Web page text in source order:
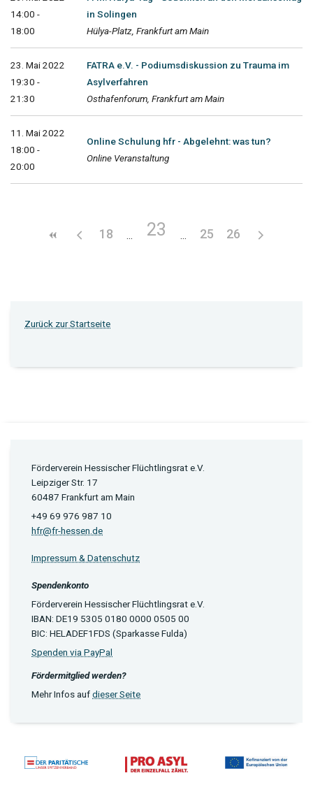
14:00 -
18:00
in Solingen
Hülya-Platz, Frankfurt am Main
23. Mai 2022
19:30 -
21:30
FATRA e.V. - Podiumsdiskussion zu Trauma im
Asylverfahren
Osthafenforum, Frankfurt am Main
11. Mai 2022
18:00 -
20:00
Online Schulung hfr - Abgelehnt: was tun?
Online Veranstaltung
18 23 25 26
Zurück zur Startseite
Förderverein Hessischer Flüchtlingsrat e.V.
Leipziger Str. 17
60487 Frankfurt am Main
+49 69 976 987 10
hfr@fr-hessen.de
Impressum & Datenschutz
Spendenkonto
Förderverein Hessischer Flüchtlingsrat e.V.
IBAN: DE19 5305 0180 0000 0505 00
BIC: HELADEF1FDS (Sparkasse Fulda)
Spenden via PayPal
Fördermitglied werden?
Mehr Infos aufdieser Seite